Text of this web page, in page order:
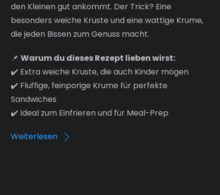
den Kleinen gut ankommt. Der Trick? Eine
besonders weiche Kruste und eine wattige Krume,
die jeden Bissen zum Genuss macht.
📌Warum du dieses Rezept lieben wirst:
✔️ Extra weiche Kruste, die auch Kinder mögen
✔️ Fluffige, feinporige Krume für perfekte
Sandwiches
✔️ Ideal zum Einfrieren und für Meal-Prep
Weiterlesen